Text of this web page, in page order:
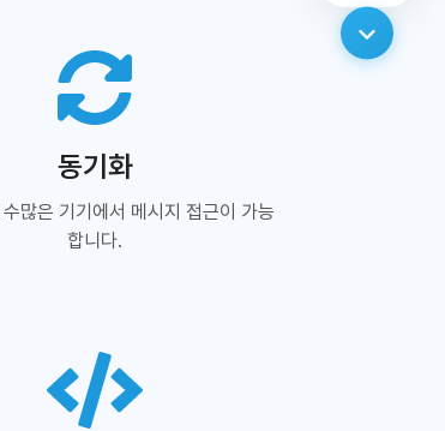
동기화
많은 기기에서 메시지 접근이 가능
합니다.